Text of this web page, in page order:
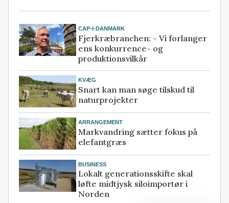
CAP-I-DANMARK
Fjerkræbranchen: - Vi forlanger
ens konkurrence- og
produktionsvilkår
KVÆG
Snart kan man søge tilskud til
naturprojekter
ARRANGEMENT
Markvandring sætter fokus på
elefantgræs
BUSINESS
Lokalt generationsskifte skal
løfte midtjysk siloimportør i
Norden